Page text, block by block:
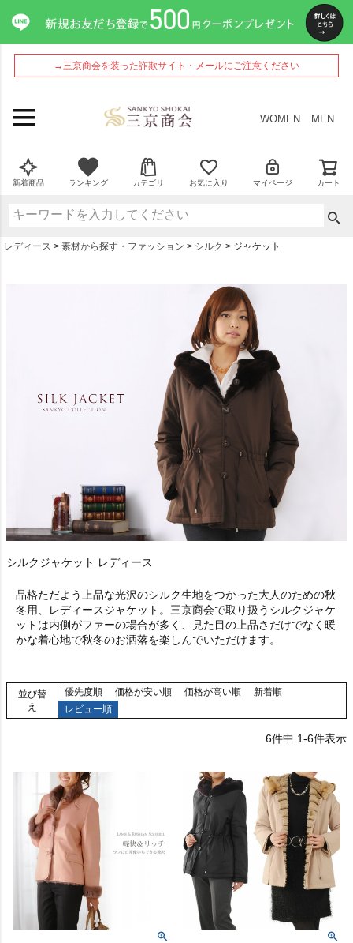
→三京商会を装った詐欺サイト・メールにご注意ください
WOMEN MEN
新着商品 ランキング カテゴリ お気に入り マイページ カート
レディース 素材から探す・ファッション シルク ジャケット
シルクジャケット レディース
品格ただよう上品な光沢のシルク生地をつかった大人のための秋
冬用、レディースジャケット。三京商会で取り扱うシルクジャケ
ットは内側がファーの場合が多く、見た目の上品さだけでなく暖
かな着心地で秋冬のお洒落を楽しんでいただけます。
並び替
え
優先度順 価格が安い順 価格が高い順
新着順
レビュー順
6件中 1-6件表示